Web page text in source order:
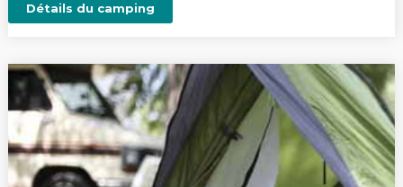
Détails du camping